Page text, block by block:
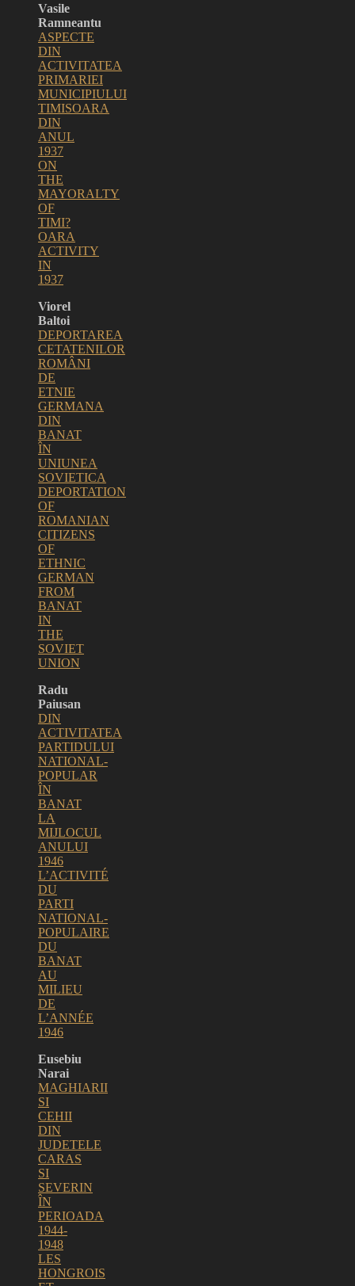
Vasile
Ramneantu
ASPECTE
DIN
ACTIVITATEA
PRIMARIEI
MUNICIPIULUI
TIMISOARA
DIN
ANUL
1937
ON
THE
MAYORALTY
OF
TIMI?
OARA
ACTIVITY
IN
1937
Viorel
Baltoi
DEPORTAREA
CETATENILOR
ROMÂNI
DE
ETNIE
GERMANA
DIN
BANAT
ÎN
UNIUNEA
SOVIETICA
DEPORTATION
OF
ROMANIAN
CITIZENS
OF
ETHNIC
GERMAN
FROM
BANAT
IN
THE
SOVIET
UNION
Radu
Paiusan
DIN
ACTIVITATEA
PARTIDULUI
NATIONAL-
POPULAR
ÎN
BANAT
LA
MIJLOCUL
ANULUI
1946
L’ACTIVITÉ
DU
PARTI
NATIONAL-
POPULAIRE
DU
BANAT
AU
MILIEU
DE
L’ANNÉE
1946
Eusebiu
Narai
MAGHIARII
SI
CEHII
DIN
JUDETELE
CARAS
SI
SEVERIN
ÎN
PERIOADA
1944-
1948
LES
HONGROIS